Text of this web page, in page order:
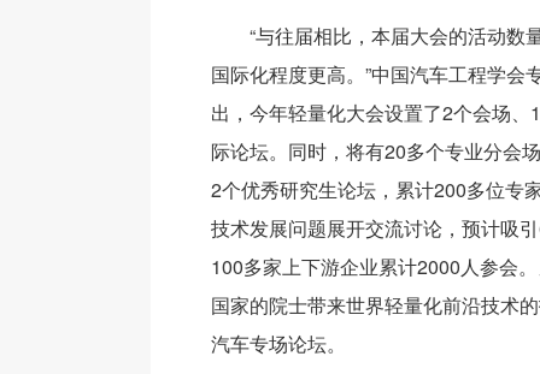
“与往届相比，本届大会的活动数
国际化程度更高。”中国汽车工程学会
出，今年轻量化大会设置了2个会场、
际论坛。同时，将有20多个专业分会
2个优秀研究生论坛，累计200多位专
技术发展问题展开交流讨论，预计吸
100多家上下游企业累计2000人参会
国家的院士带来世界轻量化前沿技术
汽车专场论坛。